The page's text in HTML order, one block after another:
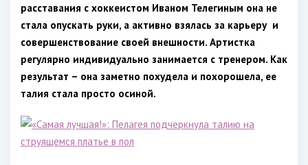
расставания с хоккеистом Иваном Телегиным она не
стала опускать руки, а активно взялась за карьеру и
совершенствование своей внешности. Артистка
регулярно индивидуально занимается с тренером. Как
результат – она заметно похудела и похорошела, ее
талия стала просто осиной.